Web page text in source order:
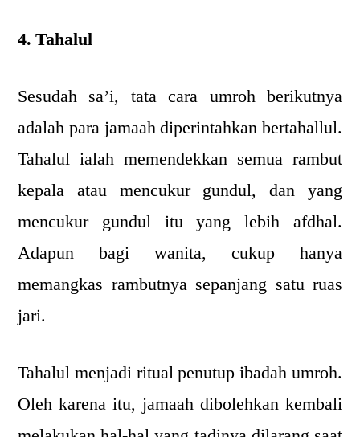
4. Tahalul
Sesudah sa’i, tata cara umroh berikutnya
adalah para jamaah diperintahkan bertahallul.
Tahalul ialah memendekkan semua rambut
kepala atau mencukur gundul, dan yang
mencukur gundul itu yang lebih afdhal.
Adapun bagi wanita, cukup hanya
memangkas rambutnya sepanjang satu ruas
jari.
Tahalul menjadi ritual penutup ibadah umroh.
Oleh karena itu, jamaah dibolehkan kembali